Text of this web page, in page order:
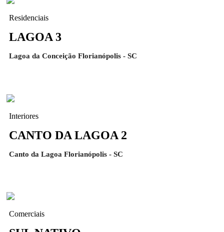
Residenciais
LAGOA 3
Lagoa da Conceição Florianópolis - SC
Interiores
CANTO DA LAGOA 2
Canto da Lagoa Florianópolis - SC
Comerciais